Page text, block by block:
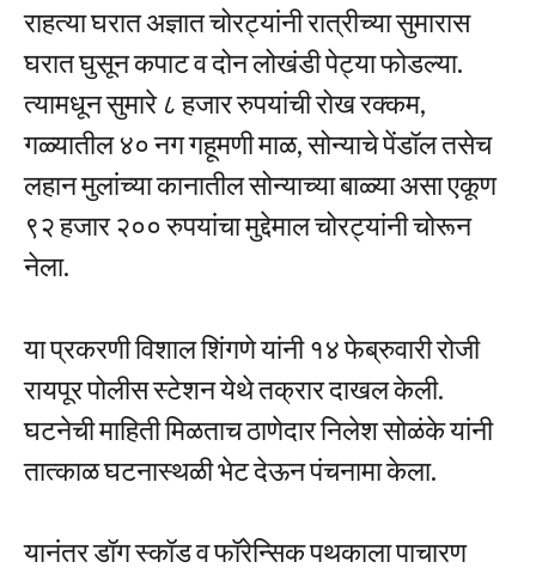
राहत्या घरात अज्ञात चोरट्यांनी रात्रीच्या सुमारास
घरात घुसून कपाट व दोन लोखंडी पेट्या फोडल्या.
त्यामधून सुमारे ८ हजार रुपयांची रोख रक्कम,
गळ्यातील ४० नग गहूमणी माळ, सोन्याचे पेंडॉल तसेच
लहान मुलांच्या कानातील सोन्याच्या बाळ्या असा एकूण
९२ हजार २०० रुपयांचा मुद्देमाल चोरट्यांनी चोरून
नेला.
या प्रकरणी विशाल शिंगणे यांनी १४ फेब्रुवारी रोजी
रायपूर पोलीस स्टेशन येथे तक्रार दाखल केली.
घटनेची माहिती मिळताच ठाणेदार निलेश सोळंके यांनी
तात्काळ घटनास्थळी भेट देऊन पंचनामा केला.
यानंतर डॉग स्कॉड व फॉरेन्सिक पथकाला पाचारण